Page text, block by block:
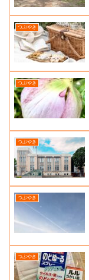
つぶやき
つぶやき
つぶやき
つぶやき
つぶやき